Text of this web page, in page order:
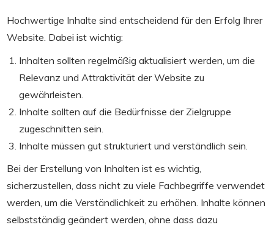
Hochwertige Inhalte sind entscheidend für den Erfolg Ihrer
Website. Dabei ist wichtig:
Inhalten sollten regelmäßig aktualisiert werden, um die
Relevanz und Attraktivität der Website zu
gewährleisten.
Inhalte sollten auf die Bedürfnisse der Zielgruppe
zugeschnitten sein.
Inhalte müssen gut strukturiert und verständlich sein.
Bei der Erstellung von Inhalten ist es wichtig,
sicherzustellen, dass nicht zu viele Fachbegriffe verwendet
werden, um die Verständlichkeit zu erhöhen. Inhalte können
selbstständig geändert werden, ohne dass dazu